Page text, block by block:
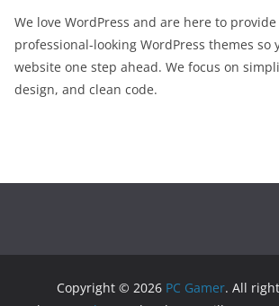
We love WordPress and are here to
professional-looking WordPress themes so
website one step ahead. We focus on
design, and clean code.
Copyright © 2026 PC Gamer. All